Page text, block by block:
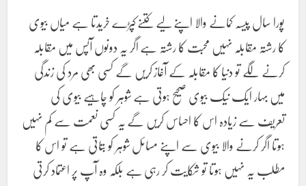
پورا سال پیسہ کمانے والا اپنے لیے کتنے کپڑے خریدتا ہے میاں بیوی
کا رشتہ مقابلہ نہیں محبت کا رشتہ ہے اگر یہ دونوں آپس میں مقابلہ
کرنے لگے تو دنیا کا مقابلہ کے آغاز کریں گے کسی بھی مرد کی زندگی
میں بہار ایک نیک بیوی صحیح ہوتی ہے شوہر کو چاہیے بیوی کی
تعریف سے زیادہ اس کا احساس کریں گے یہ کسی نعمت سے کم نہیں
ہوتا اگر کرنے والا بیوی سے اپنے مسائل شوہر کو بتاتی ہے تو اس کا
مطلب یہ نہیں ہوتا تو شکایت کر رہی ہے بلکہ وہ آپ پر اعتماد کرتی